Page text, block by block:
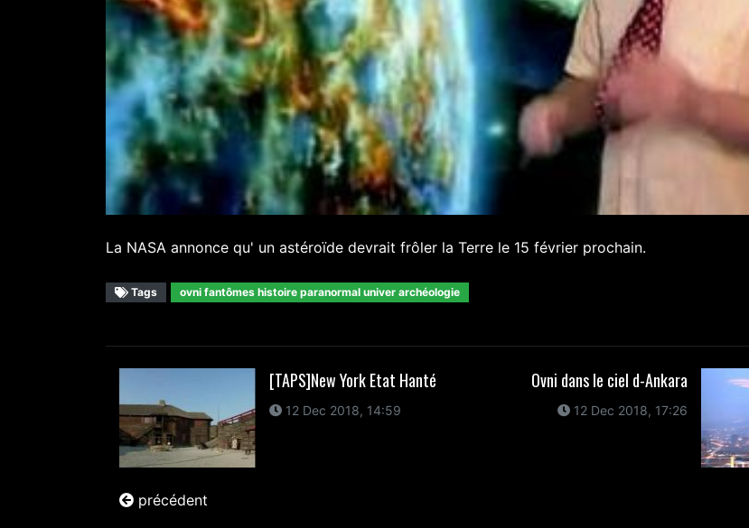
La NASA annonce qu' un astéroïde devrait frôler la Terre le 15 février prochain.
Tags ovni fantômes histoire paranormal univer archéologie
[TAPS]New York Etat Hanté
12 Dec 2018, 14:59
précédent
Ovni dans le ciel d-Ankara
12 Dec 2018, 17:26